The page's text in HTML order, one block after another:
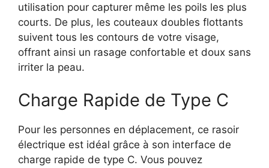
utilisation pour capturer même les poils les plus
courts. De plus, les couteaux doubles flottants
suivent tous les contours de votre visage,
offrant ainsi un rasage confortable et doux sans
irriter la peau.
Charge Rapide de Type C
Pour les personnes en déplacement, ce rasoir
électrique est idéal grâce à son interface de
charge rapide de type C. Vous pouvez